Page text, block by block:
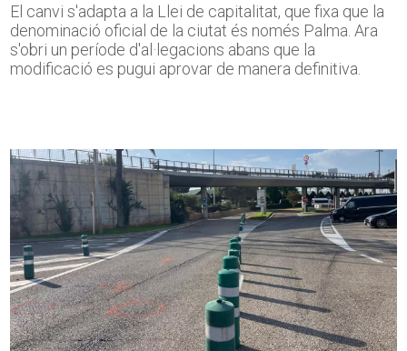
El canvi s'adapta a la Llei de capitalitat, que fixa que la
denominació oficial de la ciutat és només Palma. Ara
s'obri un període d'al·legacions abans que la
modificació es pugui aprovar de manera definitiva.